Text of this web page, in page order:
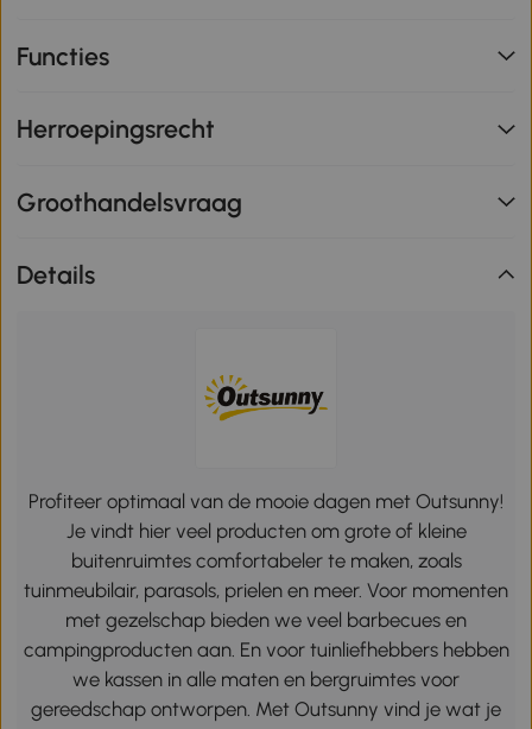
Functies
Herroepingsrecht
Groothandelsvraag
Details
Profiteer optimaal van de mooie dagen met Outsunny!
Je vindt hier veel producten om grote of kleine
buitenruimtes comfortabeler te maken, zoals
tuinmeubilair, parasols, prielen en meer. Voor momenten
met gezelschap bieden we veel barbecues en
campingproducten aan. En voor tuinliefhebbers hebben
we kassen in alle maten en bergruimtes voor
gereedschap ontworpen. Met Outsunny vind je wat je